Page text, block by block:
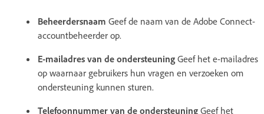
Beheerdersnaam Geef de naam van de Adobe Connect-
accountbeheerder op.
E-mailadres van de ondersteuning Geef het e-mailadres
op waarnaar gebruikers hun vragen en verzoeken om
ondersteuning kunnen sturen.
Telefoonnummer van de ondersteuning Geef het